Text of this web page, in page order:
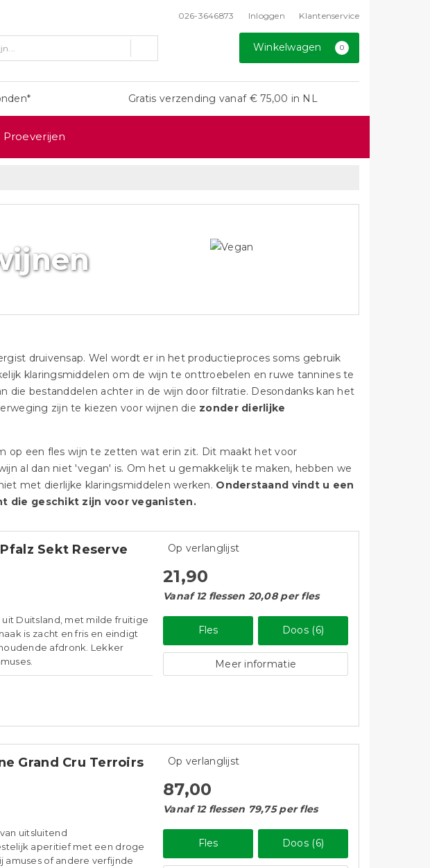
026-3646873 Inloggen Klantenservice
Winkelwagen 0
Gratis verzending vanaf € 75,00 in NL
Proeverijen
druivensap. Wel wordt er in het productieproces soms gebruik
klaringsmiddelen om de wijn te onttroebelen en ruwe tannines te
die bestanddelen achter in de wijn door filtratie. Desondanks kan het
zijn te kiezen voor wijnen die zonder dierlijke
op een fles wijn te zetten wat erin zit. Dit maakt het voor
al dan niet 'vegan' is. Om het u gemakkelijk te maken, hebben we
met dierlijke klaringsmiddelen werken. Onderstaand vindt u een
die geschikt zijn voor veganisten.
Sekt Reserve
Duitsland, met milde fruitige
is zacht en fris en eindigt
afdronk. Lekker
Op verlanglijst
21,90
Vanaf 12 flessen 20,08 per fles
Fles Doos (6)
Meer informatie
Grand Cru Terroirs
uitsluitend
aperitief met een droge
amuses of andere verfijnde
Op verlanglijst
87,00
Vanaf 12 flessen 79,75 per fles
Fles Doos (6)